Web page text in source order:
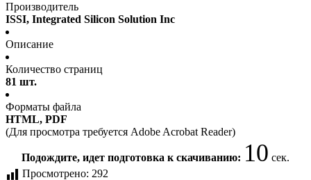
Производитель
ISSI, Integrated Silicon Solution Inc
Описание
Количество страниц
81 шт.
Форматы файла
HTML, PDF
(Для просмотра требуется Adobe Acrobat Reader)
Подождите, идет подготовка к скачиванию: 10 сек.
Просмотрено: 292